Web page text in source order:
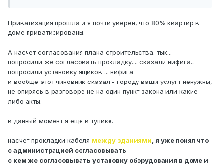
Приватизация прошла и я почти уверен, что 80% квартир в
доме приватизированы.
А насчет согласования плана строительства. тык...
попросили же согласовать прокладку.... сказали нифига...
попросили установку ящиков ... нифига
и вообще этот чиновник сказал - городу ваши услугт ненужны,
не опирясь в разговоре не на один пункт закона или какие
либо акты.
в данный момент я еще в тупике.
насчет прокладки кабеля между зданиями, я уже понял что
с администрацией согласовывать
с кем же согласовывать установку оборудования в доме и